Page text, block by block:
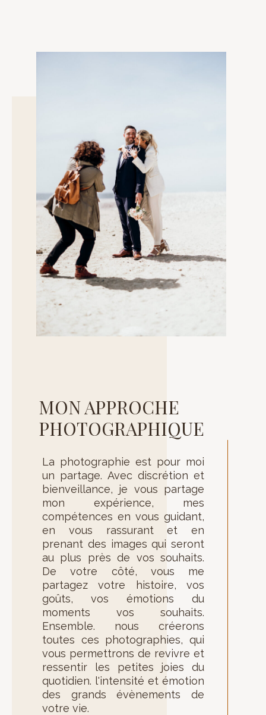
MON APPROCHE
PHOTOGRAPHIQUE
La photographie est pour moi
un partage. Avec discrétion et
bienveillance, je vous partage
mon expérience, mes
compétences en vous guidant,
en vous rassurant et en
prenant des images qui seront
au plus près de vos souhaits.
De votre côté, vous me
partagez votre histoire, vos
goûts, vos émotions du
moments vos souhaits.
Ensemble. nous créerons
toutes ces photographies, qui
vous permettrons de revivre et
ressentir les petites joies du
quotidien. l'intensité et émotion
des grands évènements de
votre vie.